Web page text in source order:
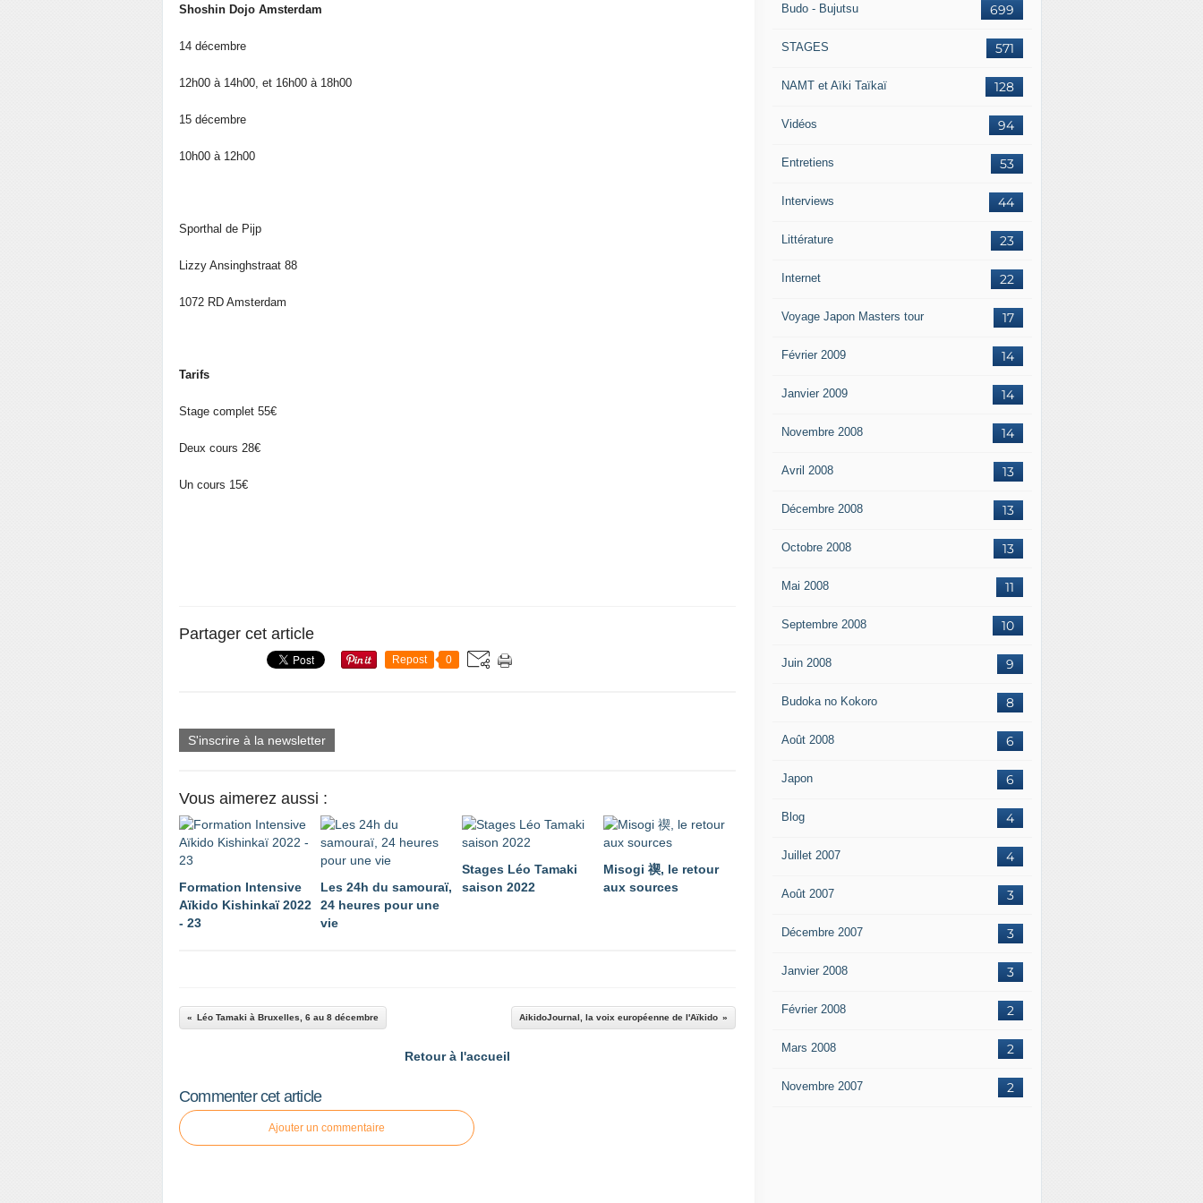
Shoshin Dojo Amsterdam
14 décembre
12h00 à 14h00, et 16h00 à 18h00
15 décembre
10h00 à 12h00
Sporthal de Pijp
Lizzy Ansinghstraat 88
1072 RD Amsterdam
Tarifs
Stage complet 55€
Deux cours 28€
Un cours 15€
Partager cet article
Repost 0
S'inscrire à la newsletter
Vous aimerez aussi :
Formation Intensive
Aïkido Kishinkaï 2022
- 23
Les 24h du samouraï,
24 heures pour une
vie
Stages Léo Tamaki
saison 2022
Misogi 禊, le retour
aux sources
Léo Tamaki à Bruxelles, 6 au 8 décembre AikidoJournal, la voix européenne de l'Aïkido
Retour à l'accueil
Commenter cet article
Ajouter un commentaire
699
Budo - Bujutsu
571
STAGES
128
NAMT et Aïki Taïkaï
94
Vidéos
53
Entretiens
44
Interviews
23
Littérature
22
Internet
17
Voyage Japon Masters tour
14
Février 2009
14
Janvier 2009
14
Novembre 2008
13
Avril 2008
13
Décembre 2008
13
Octobre 2008
11
Mai 2008
10
Septembre 2008
9
Juin 2008
8
Budoka no Kokoro
6
Août 2008
6
Japon
4
Blog
4
Juillet 2007
3
Août 2007
3
Décembre 2007
3
Janvier 2008
2
Février 2008
2
Mars 2008
2
Novembre 2007